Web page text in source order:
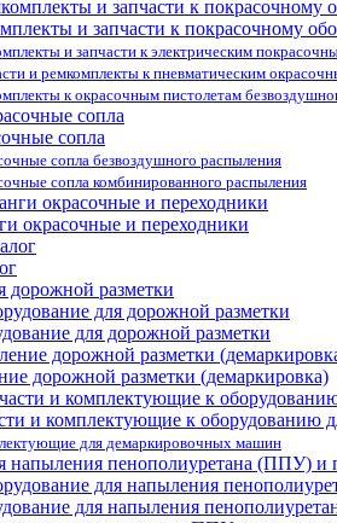
и запчасти к покрасочному
и запчасти к электрическим
и ремкомплекты к пневматическим
к окрасочным пистолетам
сопла
сопла безвоздушного распыления
сопла комбинированного распыления
окрасочные и переходники
дорожной разметки
для дорожной разметки
дорожной разметки (демаркировка)
и комплектующие к оборудованию
для демаркировочных машин
напыления пенополиуретана (ППУ) и
для напыления